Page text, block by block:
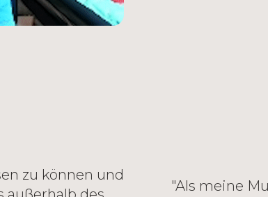
zu können und
"Als meine